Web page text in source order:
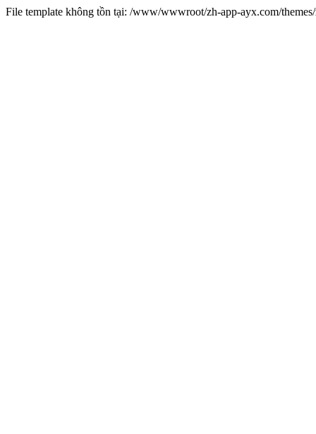
File template không tồn tại: /www/wwwroot/zh-app-ayx.com/